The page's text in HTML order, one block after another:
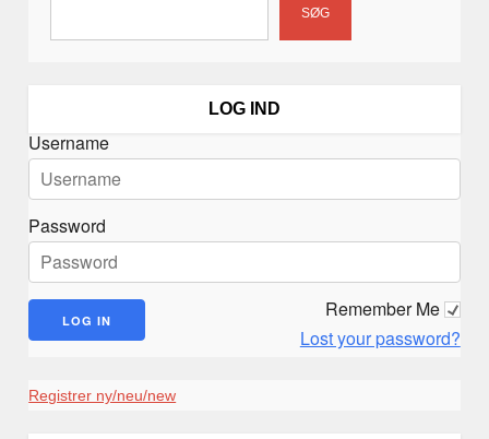
v
a
t
i
o
SØG
LOG IND
Username
Password
Remember Me
Lost your password?
Registrer ny/neu/new